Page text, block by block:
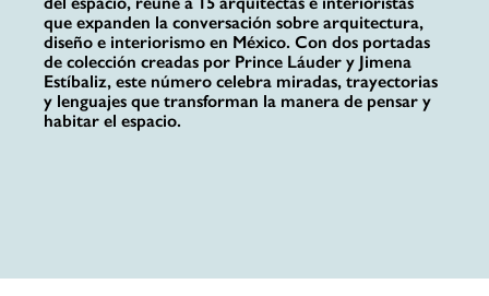
que expanden la conversación sobre arquitectura,
diseño e interiorismo en México. Con dos portadas
de colección creadas por Prince Láuder y Jimena
Estíbaliz, este número celebra miradas, trayectorias
y lenguajes que transforman la manera de pensar y
habitar el espacio.